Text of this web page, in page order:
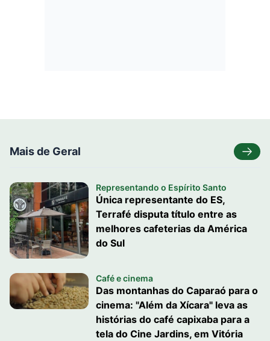
Mais de Geral
Representando o Espírito Santo
Única representante do ES,
Terrafé disputa título entre as
melhores cafeterias da América
do Sul
Café e cinema
Das montanhas do Caparaó para o
cinema: "Além da Xícara" leva as
histórias do café capixaba para a
tela do Cine Jardins, em Vitória